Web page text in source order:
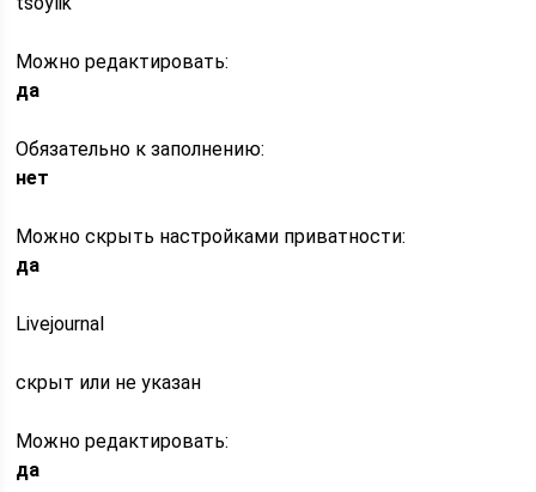
Можно редактировать:
да
Обязательно к заполнению:
нет
Можно скрыть настройками приватности:
да
Livejournal
скрыт или не указан
Можно редактировать:
да